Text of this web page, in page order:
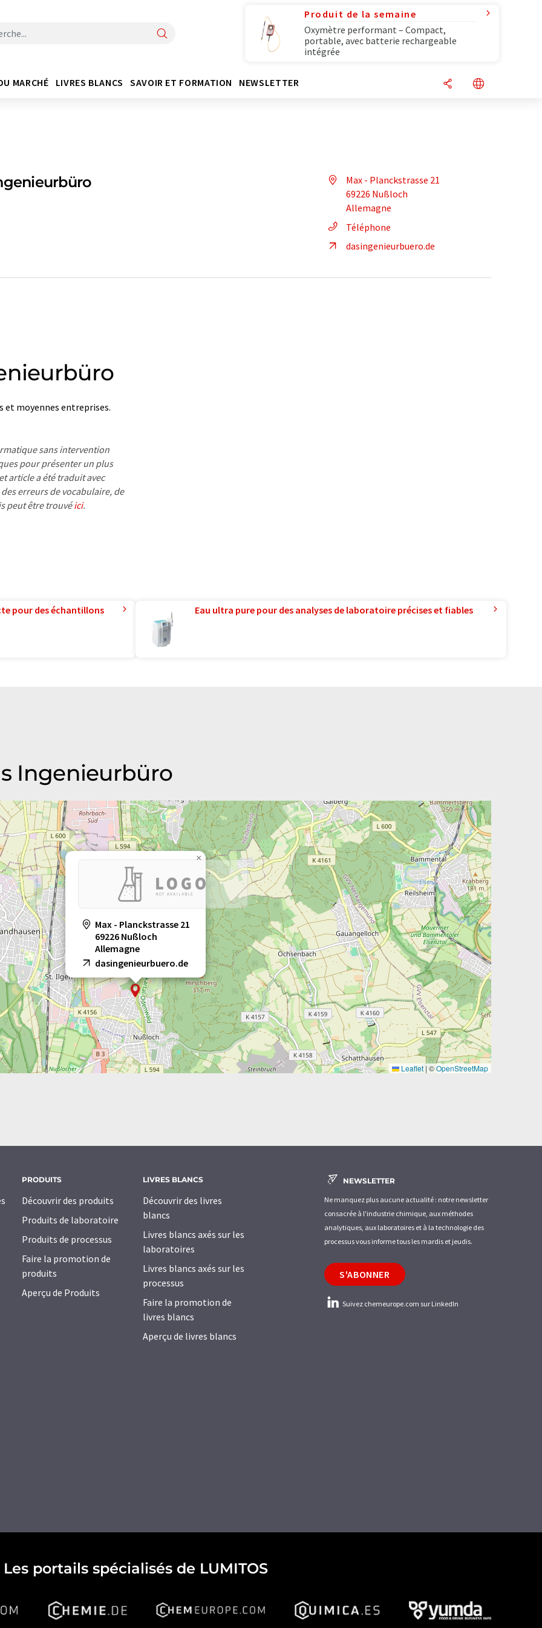
Produit de la semaine
Oxymètre performant – Compact,
portable, avec batterie rechargeable
intégrée
MARCHÉ LIVRES BLANCS SAVOIR ET FORMATION NEWSLETTER
Max - Planckstrasse 21
69226 Nußloch
Allemagne
Téléphone
dasingenieurbuero.de
et moyennes entreprises.
sans intervention
pour présenter un plus
article a été traduit avec
erreurs de vocabulaire, de
peut être trouvéici.
pour des échantillons Eau ultra pure pour des analyses de laboratoire précises et fiables
Ingenieurbüro
Max - Planckstrasse 21
69226 Nußloch
Allemagne
dasingenieurbuero.de
×
Leaflet | ©OpenStreetMap
PRODUITS
Découvrir des produits
Produits de laboratoire
Produits de processus
Faire la promotion de
produits
Aperçu de Produits
LIVRES BLANCS
Découvrir des livres
blancs
Livres blancs axés sur les
laboratoires
Livres blancs axés sur les
processus
Faire la promotion de
livres blancs
Aperçu de livres blancs
NEWSLETTER
Ne manquez plus aucune actualité : notre newsletter
consacrée à l'industrie chimique, aux méthodes
analytiques, aux laboratoires et à la technologie des
processus vous informe tous les mardis et jeudis.
S'ABONNER
Suivez chemeurope.com sur LinkedIn
Les portails spécialisés de LUMITOS